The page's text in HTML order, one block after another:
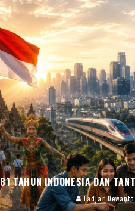
81 TAHUN INDONESIA DAN
Fadjar Dewanto